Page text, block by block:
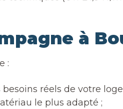
à
:
réels de votre
le plus adapté ;